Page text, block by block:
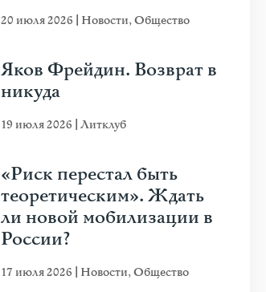
20 июля 2026 Новости,Общество
Яков Фрейдин. Возврат в
никуда
19 июля 2026 Литклуб
«Риск перестал быть
теоретическим». Ждать
ли новой мобилизации в
России?
17 июля 2026 Новости,Общество